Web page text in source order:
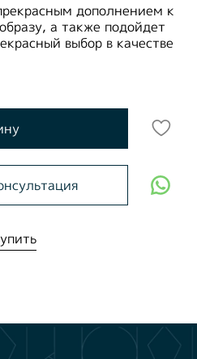
дополнением к
а также подойдет
выбор в качестве